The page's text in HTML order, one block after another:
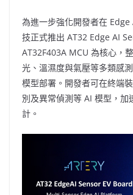
為進一步強化開發者在
技正式推出 AT32 Edge AI
AT32F403A MCU 為核心，
光、溫濕度與氣壓等多類感
模型部署。開發者可在終端
別及異常偵測等 AI 模型，
計。